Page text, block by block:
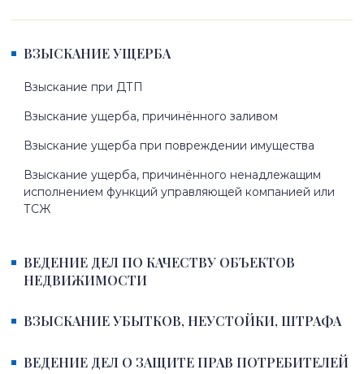
ВЗЫСКАНИЕ УЩЕРБА
Взыскание при ДТП
Взыскание ущерба, причинённого заливом
Взыскание ущерба при повреждении имущества
Взыскание ущерба, причинённого ненадлежащим
исполнением функций управляющей компанией или
ТСЖ
ВЕДЕНИЕ ДЕЛ ПО КАЧЕСТВУ ОБЪЕКТОВ
НЕДВИЖИМОСТИ
ВЗЫСКАНИЕ УБЫТКОВ, НЕУСТОЙКИ, ШТРАФА
ВЕДЕНИЕ ДЕЛ О ЗАЩИТЕ ПРАВ ПОТРЕБИТЕЛЕЙ